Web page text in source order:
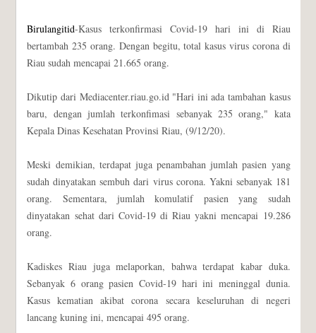
Birulangitid-Kasus terkonfirmasi Covid-19 hari ini di Riau
bertambah 235 orang. Dengan begitu, total kasus virus corona di
Riau sudah mencapai 21.665 orang.
Dikutip dari Mediacenter.riau.go.id "Hari ini ada tambahan kasus
baru, dengan jumlah terkonfimasi sebanyak 235 orang," kata
Kepala Dinas Kesehatan Provinsi Riau, (9/12/20).
Meski demikian, terdapat juga penambahan jumlah pasien yang
sudah dinyatakan sembuh dari virus corona. Yakni sebanyak 181
orang. Sementara, jumlah komulatif pasien yang sudah
dinyatakan sehat dari Covid-19 di Riau yakni mencapai 19.286
orang.
Kadiskes Riau juga melaporkan, bahwa terdapat kabar duka.
Sebanyak 6 orang pasien Covid-19 hari ini meninggal dunia.
Kasus kematian akibat corona secara keseluruhan di negeri
lancang kuning ini, mencapai 495 orang.